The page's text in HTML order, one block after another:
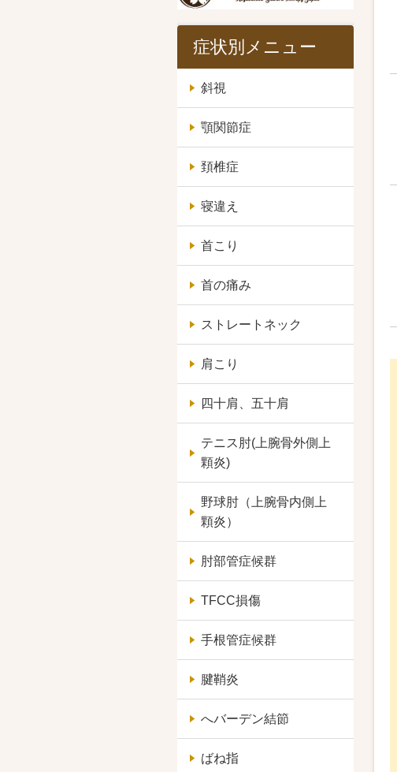
症状別メニュー
斜視
顎関節症
頚椎症
寝違え
首こり
首の痛み
ストレートネック
肩こり
四十肩、五十肩
テニス肘(上腕骨外側上
顆炎)
野球肘（上腕骨内側上
顆炎）
肘部管症候群
TFCC損傷
手根管症候群
腱鞘炎
へバーデン結節
ばね指